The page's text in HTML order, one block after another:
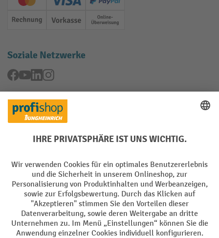
Creditcard (Master)Creditcard (Visa)
PayPal
Rechnung Vorkasse Online-Überweisung
Soziale Netzwerke
Facebook
YouTubeLinkedIn
Rücknahme-Services
Elektrogeräte Rückname
Batterie Rückname
AGB Impressum Datenschutz